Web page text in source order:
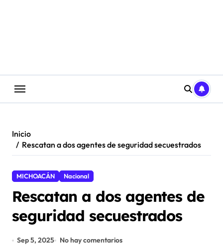
Inicio
Rescatan a dos agentes de seguridad secuestrados
MICHOACÁN Nacional
Rescatan a dos agentes de
seguridad secuestrados
Sep 5, 2025 No hay comentarios